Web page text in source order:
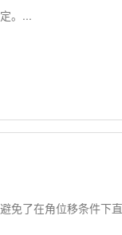
。...
免了在角位移条件下